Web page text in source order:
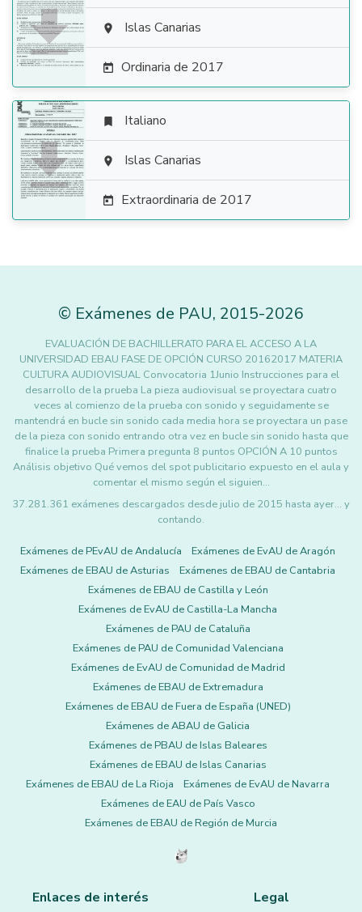
  Islas Canarias
 Ordinaria de 2017

 Italiano
 Islas Canarias
 Extraordinaria de 2017
© Exámenes de PAU, 2015-2026
EVALUACIÓN DE BACHILLERATO PARA EL ACCESO A LA
UNIVERSIDAD EBAU FASE DE OPCIÓN CURSO 20162017 MATERIA
CULTURA AUDIOVISUAL Convocatoria 1Junio Instrucciones para el
desarrollo de la prueba La pieza audiovisual se proyectara cuatro
veces al comienzo de la prueba con sonido y seguidamente se
mantendrá en bucle sin sonido cada media hora se proyectara un pase
de la pieza con sonido entrando otra vez en bucle sin sonido hasta que
finalice la prueba Primera pregunta 8 puntos OPCIÓN A 10 puntos
Análisis objetivo Qué vemos del spot publicitario expuesto en el aula y
comentar el mismo según el siguien…
37.281.361 exámenes descargados desde julio de 2015 hasta ayer... y
contando.
Exámenes de PEvAU de Andalucía
Exámenes de EvAU de Aragón
Exámenes de EBAU de Asturias
Exámenes de EBAU de Cantabria
Exámenes de EBAU de Castilla y León
Exámenes de EvAU de Castilla-La Mancha
Exámenes de PAU de Cataluña
Exámenes de PAU de Comunidad Valenciana
Exámenes de EvAU de Comunidad de Madrid
Exámenes de EBAU de Extremadura
Exámenes de EBAU de Fuera de España (UNED)
Exámenes de ABAU de Galicia
Exámenes de PBAU de Islas Baleares
Exámenes de EBAU de Islas Canarias
Exámenes de EBAU de La Rioja
Exámenes de EvAU de Navarra
Exámenes de EAU de País Vasco
Exámenes de EBAU de Región de Murcia
Enlaces de interés Legal